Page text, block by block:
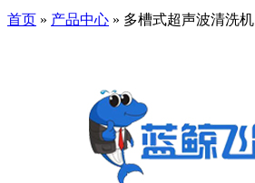
首页 » 产品中心 » 多槽式超声波清洗机